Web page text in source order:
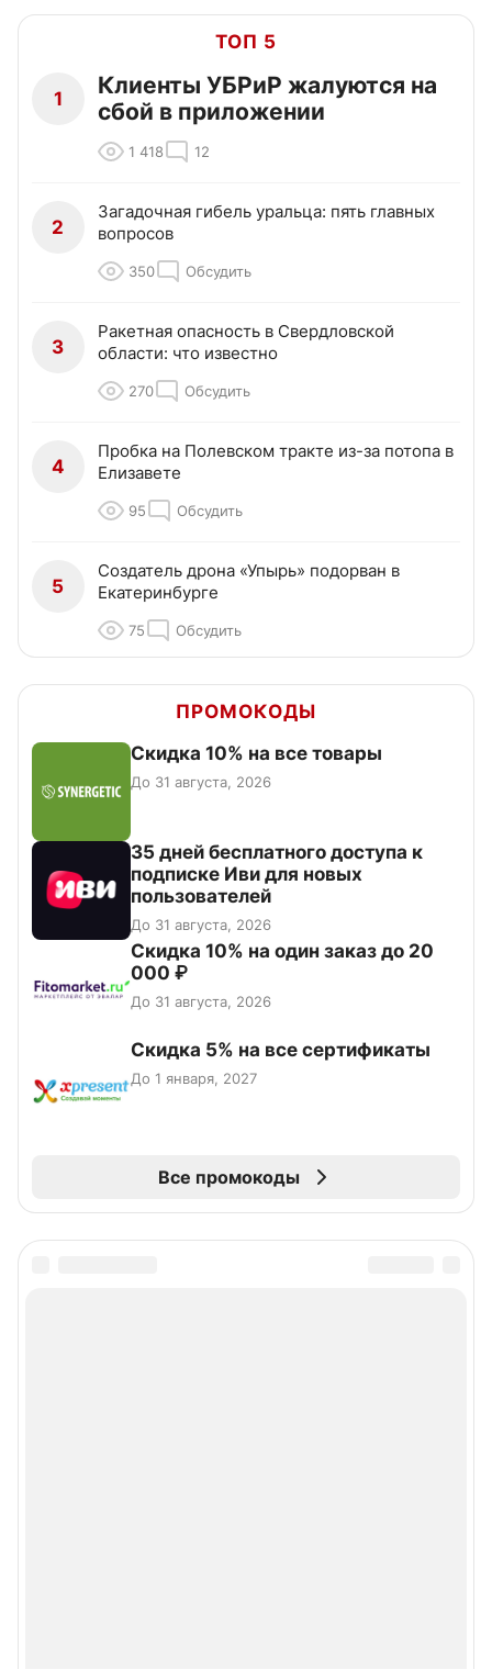
ТОП 5
1
Клиенты УБРиР жалуются на
сбой в приложении
1 418 12
2
Загадочная гибель уральца: пять главных
вопросов
350 Обсудить
3
Ракетная опасность в Свердловской
области: что известно
270 Обсудить
4
Пробка на Полевском тракте из-за потопа в
Елизавете
95 Обсудить
5
Создатель дрона «Упырь» подорван в
Екатеринбурге
75 Обсудить
ПРОМОКОДЫ
Скидка 10% на все товары
До 31 августа, 2026
35 дней бесплатного доступа к
подписке Иви для новых
пользователей
До 31 августа, 2026
Скидка 10% на один заказ до 20
000 ₽
До 31 августа, 2026
Скидка 5% на все сертификаты
До 1 января, 2027
Все промокоды